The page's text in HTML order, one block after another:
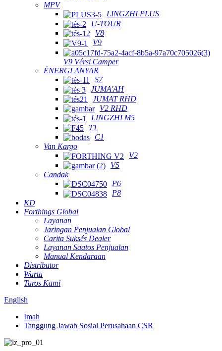
MPV
LINGZHI PLUS
U-TOUR
V8
V9
V9 Vérsi Camper
ÉNERGI ANYAR
S7
JUMA'AH
JUMAT RHD
V2 RHD
LINGZHI M5
T1
C1
Van Kargo
V2
V5
Candak
P6
P8
KD
Forthings Global
Layanan
Jaringan Penjualan Global
Carita Suksés Dealer
Layanan Saatos Penjualan
Manual Kendaraan
Distributor
Warta
Taros Kami
English
Imah
Tanggung Jawab Sosial Perusahaan CSR